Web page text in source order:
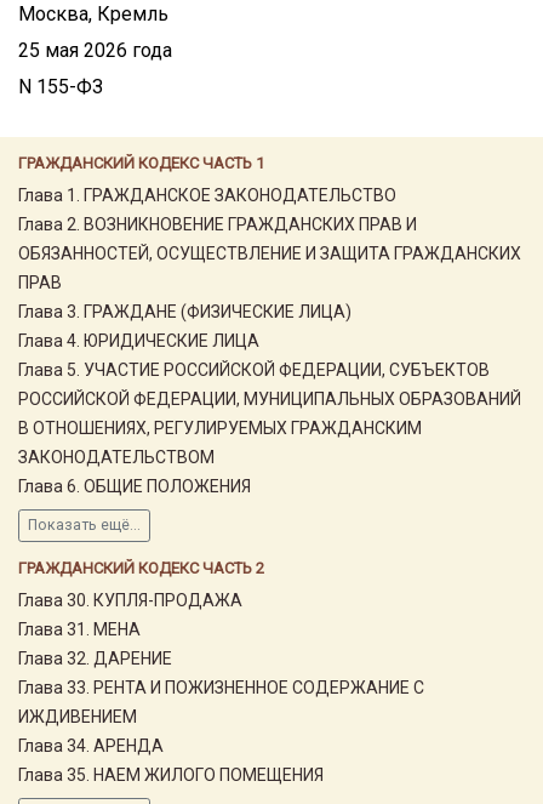
ГРАЖДАНСКИЙ КОДЕКС ЧАСТЬ 1
Глава 1. ГРАЖДАНСКОЕ ЗАКОНОДАТЕЛЬСТВО
Глава 2. ВОЗНИКНОВЕНИЕ ГРАЖДАНСКИХ ПРАВ И
ОБЯЗАННОСТЕЙ, ОСУЩЕСТВЛЕНИЕ И ЗАЩИТА ГРАЖДАНСКИХ
ПРАВ
Глава 3. ГРАЖДАНЕ (ФИЗИЧЕСКИЕ ЛИЦА)
Глава 4. ЮРИДИЧЕСКИЕ ЛИЦА
Глава 5. УЧАСТИЕ РОССИЙСКОЙ ФЕДЕРАЦИИ, СУБЪЕКТОВ
РОССИЙСКОЙ ФЕДЕРАЦИИ, МУНИЦИПАЛЬНЫХ ОБРАЗОВАНИЙ
В ОТНОШЕНИЯХ, РЕГУЛИРУЕМЫХ ГРАЖДАНСКИМ
ЗАКОНОДАТЕЛЬСТВОМ
Глава 6. ОБЩИЕ ПОЛОЖЕНИЯ
Показать ещё...
ГРАЖДАНСКИЙ КОДЕКС ЧАСТЬ 2
Глава 30. КУПЛЯ-ПРОДАЖА
Глава 31. МЕНА
Глава 32. ДАРЕНИЕ
Глава 33. РЕНТА И ПОЖИЗНЕННОЕ СОДЕРЖАНИЕ С
ИЖДИВЕНИЕМ
Глава 34. АРЕНДА
Глава 35. НАЕМ ЖИЛОГО ПОМЕЩЕНИЯ
Москва, Кремль
25 мая 2026 года
N 155-ФЗ